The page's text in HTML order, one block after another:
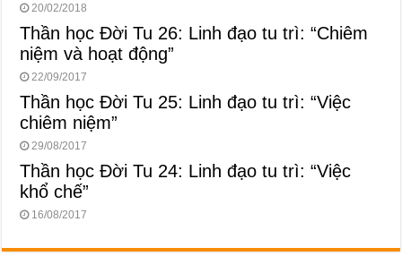
20/02/2018
Thần học Đời Tu 26: Linh đạo tu trì: “Chiêm
niệm và hoạt động”
22/09/2017
Thần học Đời Tu 25: Linh đạo tu trì: “Việc
chiêm niệm”
29/08/2017
Thần học Đời Tu 24: Linh đạo tu trì: “Việc
khổ chế”
16/08/2017